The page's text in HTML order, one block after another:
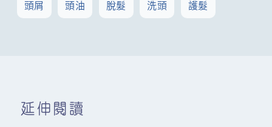
頭屑 頭油 脫髮 洗頭 護髮
延伸閱讀